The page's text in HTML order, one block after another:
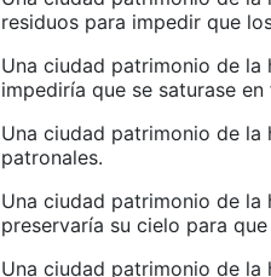
residuos para impedir que
Una ciudad patrimonio de la
impediría que se saturase
Una ciudad patrimonio de la
patronales.
Una ciudad patrimonio de la
preservaría su cielo para
Una ciudad patrimonio de la